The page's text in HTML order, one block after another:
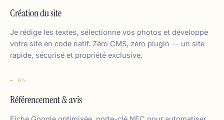
Création du site
Je rédige les textes, sélectionne vos photos et développe
votre site en code natif. Zéro CMS, zéro plugin — un site
rapide, sécurisé et propriété exclusive.
— 03
Référencement & avis